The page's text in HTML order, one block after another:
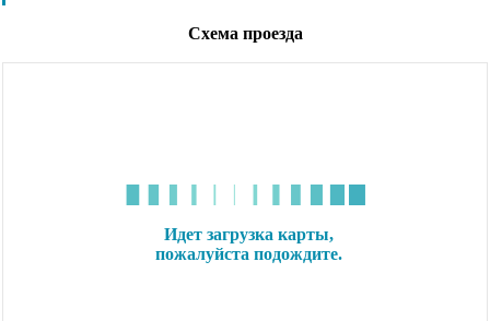
Схема проезда